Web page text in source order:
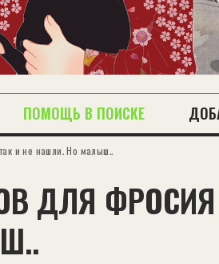
ПОМОЩЬ В ПОИСКЕ
и не нашли. Но малыш..
ДЛЯ